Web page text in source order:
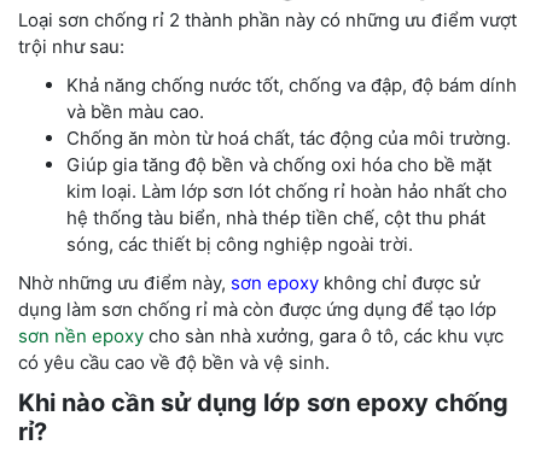
Loại sơn chống rỉ 2 thành phần này có những ưu điểm vượt
trội như sau:
Khả năng chống nước tốt, chống va đập, độ bám dính
và bền màu cao.
Chống ăn mòn từ hoá chất, tác động của môi trường.
Giúp gia tăng độ bền và chống oxi hóa cho bề mặt
kim loại. Làm lớp sơn lót chống rỉ hoàn hảo nhất cho
hệ thống tàu biển, nhà thép tiền chế, cột thu phát
sóng, các thiết bị công nghiệp ngoài trời.
Nhờ những ưu điểm này, sơn epoxy không chỉ được sử
dụng làm sơn chống rỉ mà còn được ứng dụng để tạo lớp
sơn nền epoxy cho sàn nhà xưởng, gara ô tô, các khu vực
có yêu cầu cao về độ bền và vệ sinh.
Khi nào cần sử dụng lớp sơn epoxy chống
rỉ?